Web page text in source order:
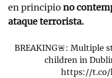
en principio no
ataque terrorista.
BREAKING🚨: Multiple
children in
https://t.co/